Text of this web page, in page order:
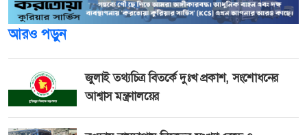
আরও পড়ুন
জুলাই তথ্যচিত্র বিতর্কে দুঃখ প্রকাশ, সংশোধনের
আশ্বাস মন্ত্রণালয়ের